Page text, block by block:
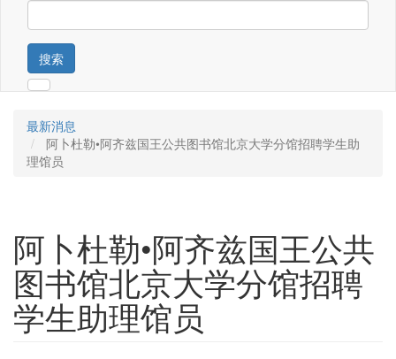
搜索
最新消息
阿卜杜勒•阿齐兹国王公共图书馆北京大学分馆招聘学生助
理馆员
阿卜杜勒•阿齐兹国王公共
图书馆北京大学分馆招聘
学生助理馆员